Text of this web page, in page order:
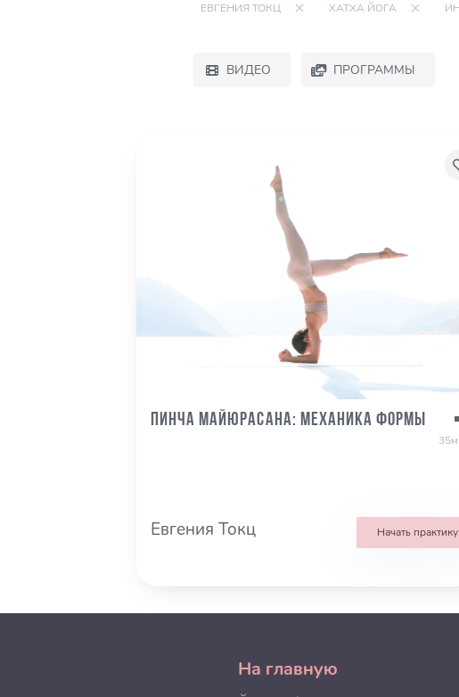
ЕВГЕНИЯ ТОКЦ ХАТХА ЙОГА
ВИДЕО ПРОГРАММЫ
Пинча Майюрасана: механика формы
Евгения Токц Начать практику
На главную